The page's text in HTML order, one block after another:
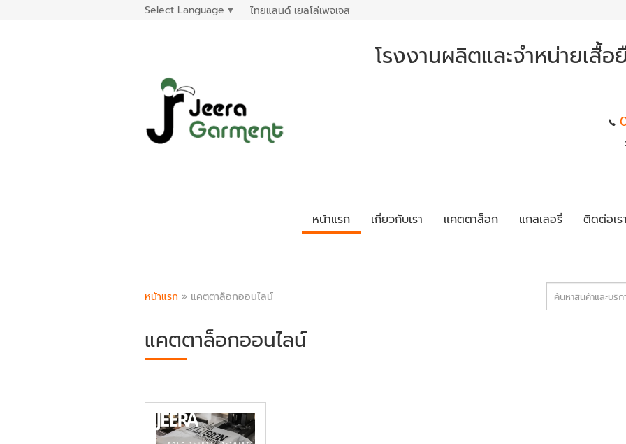
Select Language ▼ ไทยแลนด์ เยลโล่เพจเจส
โรงงานผลิตและจำหน่ายเสื้
หน้าแรก เกี่ยวกับเรา แคตตาล็อก แกลเลอรี่ ติดต่อเรา
หน้าแรก » แคตตาล็อกออนไลน์
แคตตาล็อกออนไลน์